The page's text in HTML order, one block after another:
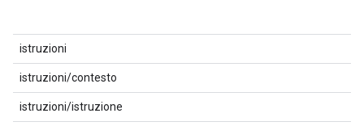
istruzioni
istruzioni/contesto
istruzioni/istruzione